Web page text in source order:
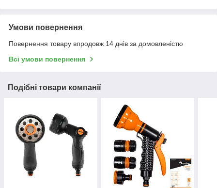
Умови повернення
Повернення товару впродовж 14 днів за домовленістю
Всі умови повернення
Подібні товари компанії